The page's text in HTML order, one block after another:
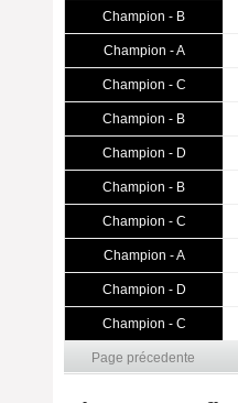
Champion - B
Champion - A
Champion - C
Champion - B
Champion - D
Champion - B
Champion - C
Champion - A
Champion - D
Champion - C
Page précedente